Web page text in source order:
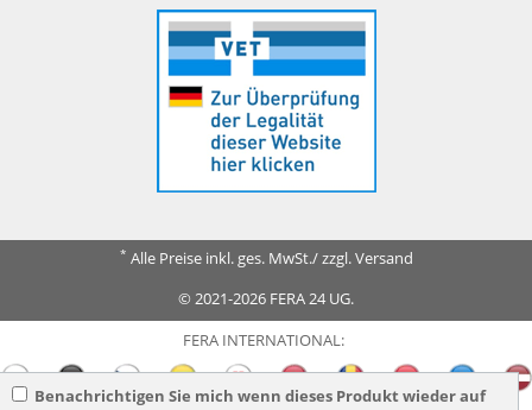
Benachrichtigen Sie mich wenn dieses Produkt wieder auf
* Alle Preise inkl. ges. MwSt./ zzgl. Versand
© 2021-2026 FERA 24 UG.
FERA INTERNATIONAL: